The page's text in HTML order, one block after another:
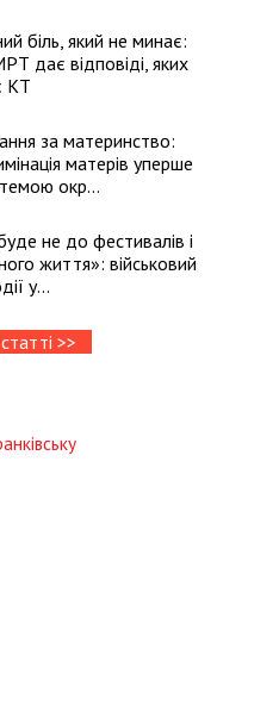
біль, який не минає:
дає відповіді, яких
КТ
за материнство:
матерів уперше
окр...
не до фестивалів і
життя»: військовий
у...
>>